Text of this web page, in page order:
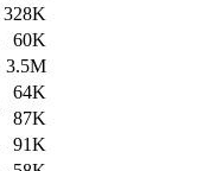
328K
60K
3.5M
64K
87K
91K